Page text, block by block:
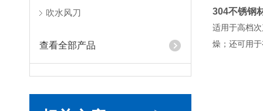
吹水风刀
查看全部产品
304不锈钢
适用于高档
燥；还可用